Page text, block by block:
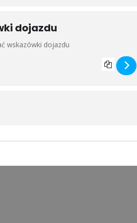
dojazdu
w Lipowym Domu []
z jogą na Mazurach w Lipowym Domu []